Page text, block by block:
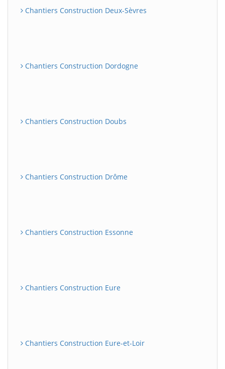
Chantiers Construction Deux-Sèvres
Chantiers Construction Dordogne
Chantiers Construction Doubs
Chantiers Construction Drôme
Chantiers Construction Essonne
Chantiers Construction Eure
Chantiers Construction Eure-et-Loir